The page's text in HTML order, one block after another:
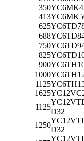
350
413YC6MK5
625
688
750
825
900
1000
1125
1625
1125
D32
1250
D32